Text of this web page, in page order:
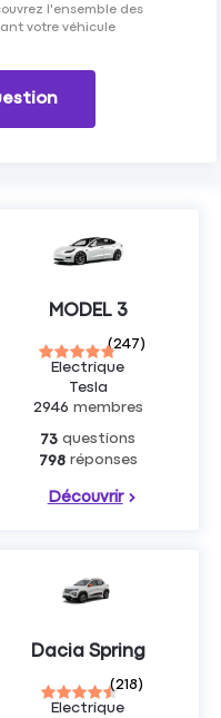
l'ensemble des
votre véhicule
MODEL 3
(247)
Electrique
Tesla
2946 membres
73 questions
798 réponses
Découvrir
Dacia Spring
(218)
Electrique